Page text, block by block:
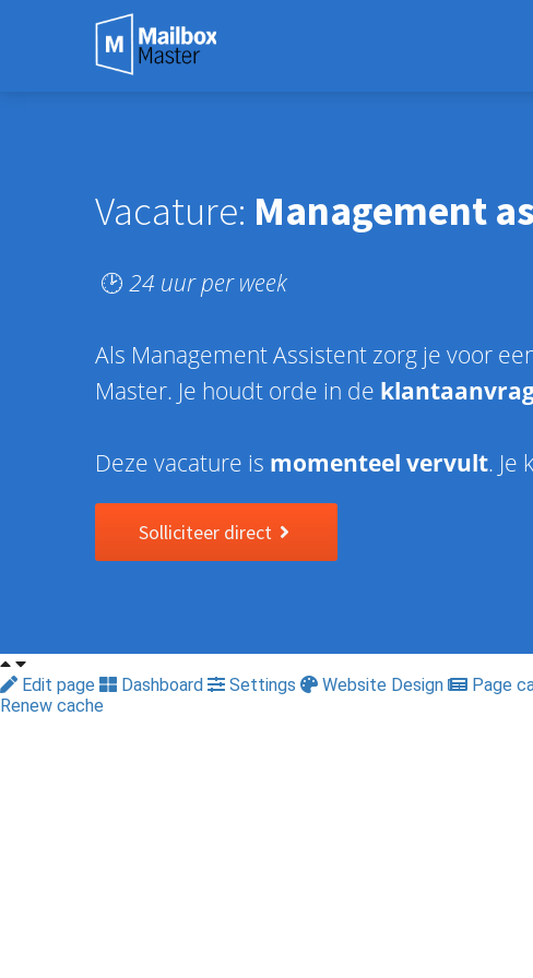
Vacature: Management
🕑 24 uur per week
Als Management Assistent zorg je voor
Master. Je houdt orde in de
Deze vacature is momenteel vervult. Je
Solliciteer direct
Edit page Dashboard Settings Website Design
Page
Renew cache